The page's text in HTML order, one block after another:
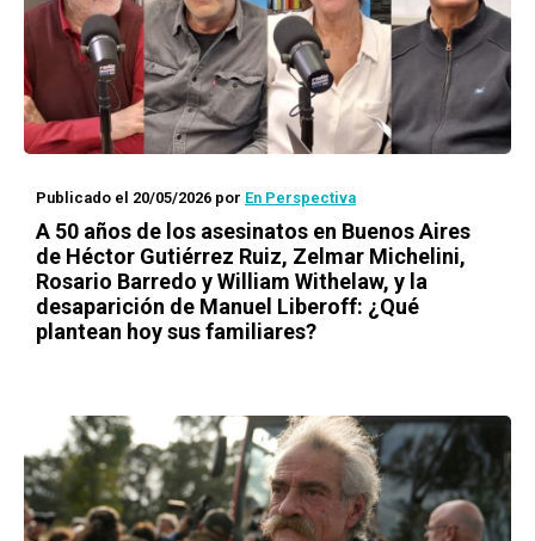
Publicado el 20/05/2026 por En Perspectiva
A 50 años de los asesinatos en Buenos Aires
de Héctor Gutiérrez Ruiz, Zelmar Michelini,
Rosario Barredo y William Withelaw, y la
desaparición de Manuel Liberoff: ¿Qué
plantean hoy sus familiares?